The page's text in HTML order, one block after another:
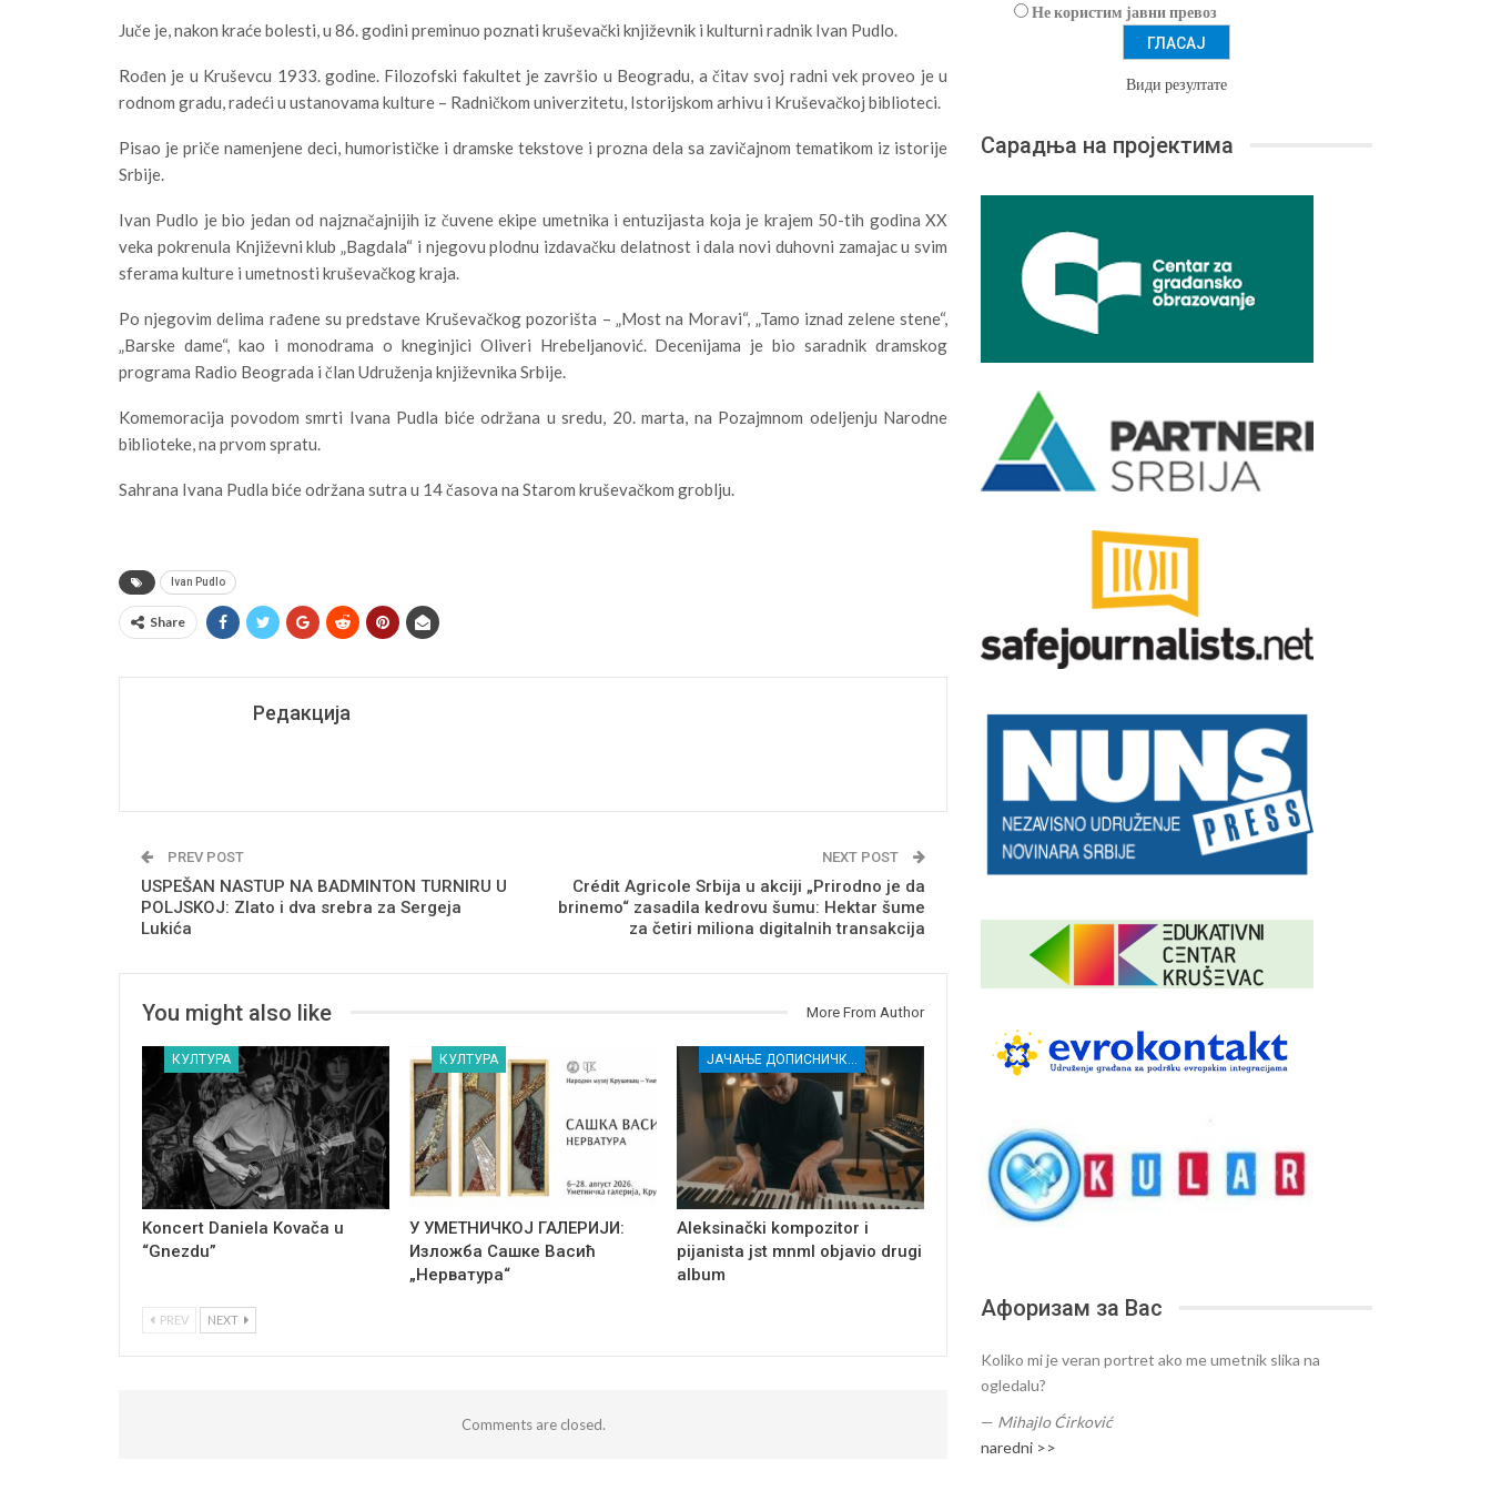
Juče je, nakon kraće bolesti, u 86. godini preminuo poznati kruševački književnik i kulturni radnik Ivan Pudlo.
Rođen je u Kruševcu 1933. godine. Filozofski fakultet je završio u Beogradu, a čitav svoj radni vek proveo je u
rodnom gradu, radeći u ustanovama kulture – Radničkom univerzitetu, Istorijskom arhivu i Kruševačkoj biblioteci.
Pisao je priče namenjene deci, humorističke i dramske tekstove i prozna dela sa zavičajnom tematikom iz istorije
Srbije.
Ivan Pudlo je bio jedan od najznačajnijih iz čuvene ekipe umetnika i entuzijasta koja je krajem 50-tih godina XX
veka pokrenula Književni klub „Bagdala“ i njegovu plodnu izdavačku delatnost i dala novi duhovni zamajac u svim
sferama kulture i umetnosti kruševačkog kraja.
Po njegovim delima rađene su predstave Kruševačkog pozorišta – „Most na Moravi“, „Tamo iznad zelene stene“,
„Barske dame“, kao i monodrama o kneginjici Oliveri Hrebeljanović. Decenijama je bio saradnik dramskog
programa Radio Beograda i član Udruženja književnika Srbije.
Komemoracija povodom smrti Ivana Pudla biće održana u sredu, 20. marta, na Pozajmnom odeljenju Narodne
biblioteke, na prvom spratu.
Sahrana Ivana Pudla biće održana sutra u 14 časova na Starom kruševačkom groblju.
Ivan Pudlo
Share
Редакција
PREV POST
USPEŠAN NASTUP NA BADMINTON TURNIRU U
POLJSKOJ: Zlato i dva srebra za Sergeja
Lukića
NEXT POST
Crédit Agricole Srbija u akciji „Prirodno je da
brinemo“ zasadila kedrovu šumu: Hektar šume
za četiri miliona digitalnih transakcija
You might also like More From Author
КУЛТУРА
Koncert Daniela Kovača u
“Gnezdu”
КУЛТУРА
У УМЕТНИЧКОЈ ГАЛЕРИЈИ:
Изложба Сашке Васић
„Нерватура“
ЈАЧАЊЕ ДОПИСНИЧКЕ МРЕЖЕ НЕЗАВИСНИХ МЕДИЈА У РАСИНСКОМ ОКРУГУ
Aleksinački kompozitor i
pijanista jst mnml objavio drugi
album
PREV NEXT
Comments are closed.
Не користим јавни превоз
Види резултате
Сарадња на пројектима
Афоризам за Вас
Koliko mi je veran portret ako me umetnik slika na
ogledalu?
— Mihajlo Ćirković
naredni >>